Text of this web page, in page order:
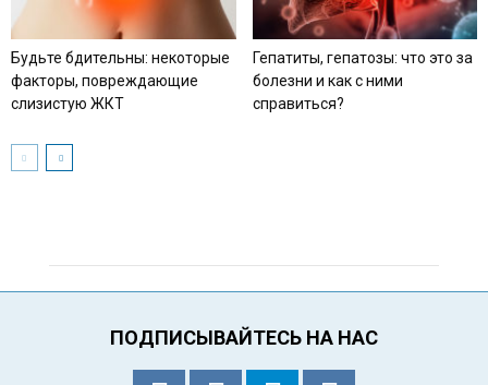
Будьте бдительны: некоторые
факторы, повреждающие
слизистую ЖКТ
Гепатиты, гепатозы: что это за
болезни и как с ними
справиться?
ПОДПИСЫВАЙТЕСЬ НА НАС